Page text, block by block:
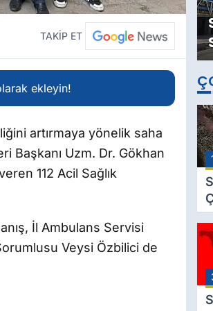
TAKİP ET
ekleyin!
artırmaya yönelik saha
Başkanı Uzm. Dr. Gökhan
112 Acil Sağlık
İl Ambulans Servisi
Veysi Özbilici de